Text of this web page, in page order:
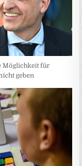
Möglichkeit für
geben